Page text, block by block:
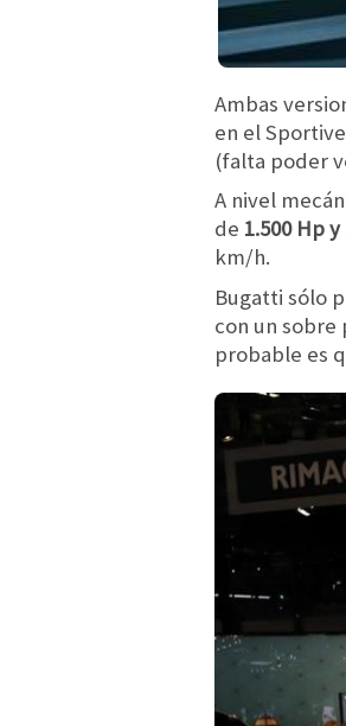
Ambas
en el
(falta poder
A nivel
de 1.500 Hp
km/h.
Bugatti sólo
con un sobre
probable es